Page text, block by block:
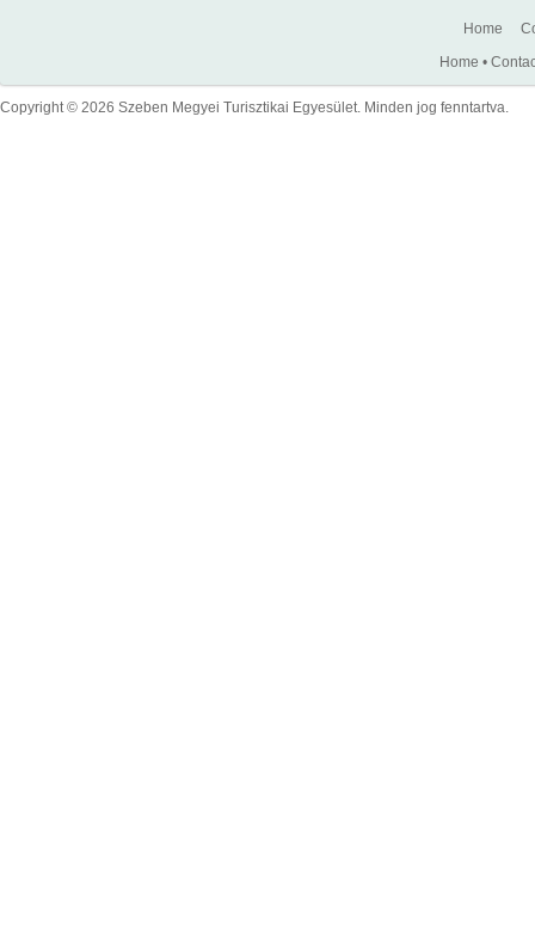
Home
Home •
Copyright © 2026 Szeben Megyei Turisztikai Egyesület. Minden jog fenntartva.